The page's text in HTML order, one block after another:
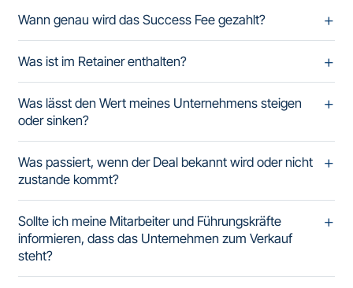
Wann genau wird das Success Fee gezahlt?
Was ist im Retainer enthalten?
Was lässt den Wert meines Unternehmens steigen
oder sinken?
Was passiert, wenn der Deal bekannt wird oder nicht
zustande kommt?
Sollte ich meine Mitarbeiter und Führungskräfte
informieren, dass das Unternehmen zum Verkauf
steht?